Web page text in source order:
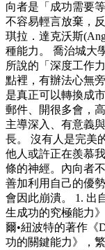
向者是「成功需要
不容易輕言放棄，
琪拉．達克沃斯
種能力。 喬治城大
所說的「深度工作
點裡，有辦法心無
是真正可以轉換成
郵件、開很多會，
主導深入、有意義
長。 沒有人是完美
他人或許正在羨慕
條的神經。內向者
善加利用自己的優
會因此崩潰。 1. 出
生成功的究極能力
爾•紐波特的著作《
功的關鍵能力》，